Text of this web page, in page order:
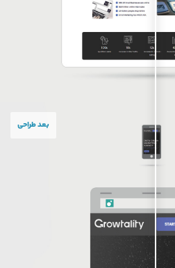
بعد طراحی